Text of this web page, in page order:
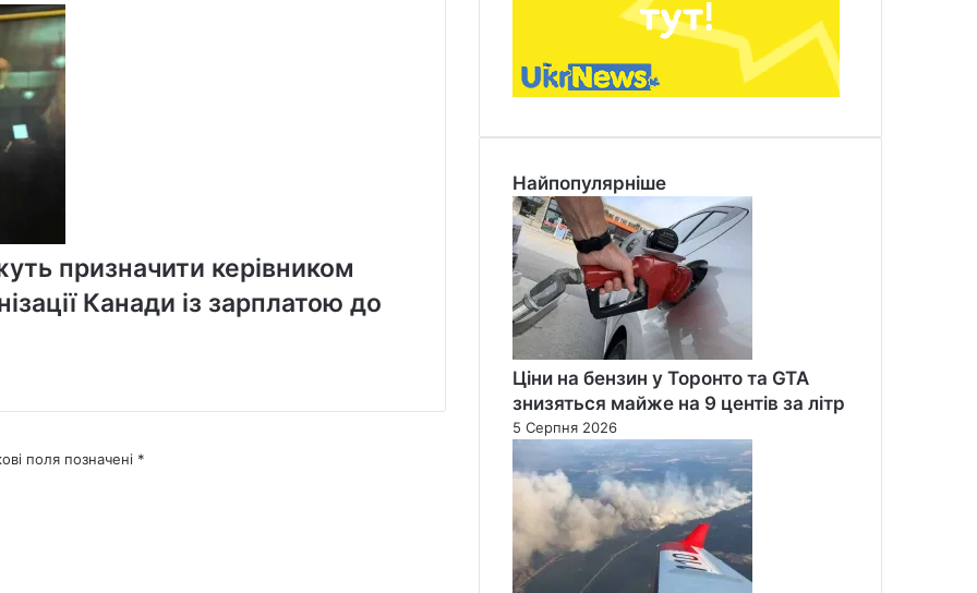
призначити керівником
Канади із зарплатою до
поля позначені *
Найпопулярніше
Ціни на бензин у Торонто та GTA
знизяться майже на 9 центів за літр
5 Серпня 2026